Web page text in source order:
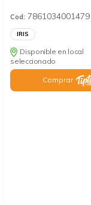
Cod: 7861034001479
IRIS
Disponible en local
seleccionado
Comprar